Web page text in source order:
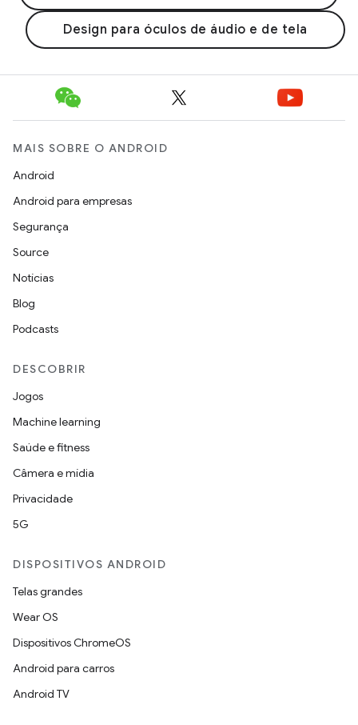
Design para óculos de áudio e de tela
MAIS SOBRE O ANDROID
Android
Android para empresas
Segurança
Source
Notícias
Blog
Podcasts
DESCOBRIR
Jogos
Machine learning
Saúde e fitness
Câmera e mídia
Privacidade
5G
DISPOSITIVOS ANDROID
Telas grandes
Wear OS
Dispositivos ChromeOS
Android para carros
Android TV